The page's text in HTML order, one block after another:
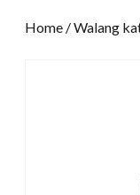
Home /Walang